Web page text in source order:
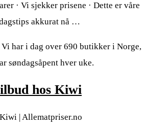
· Vi sjekker prisene · Dette er våre
akkurat nå …
har i dag over 690 butikker i Norge,
søndagsåpent hver uke.
hos Kiwi
| Allematpriser.no